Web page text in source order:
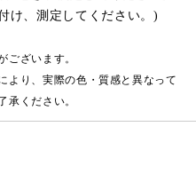
け、測定してください。)
ざいます。
より、実際の色・質感と異なって
ください。